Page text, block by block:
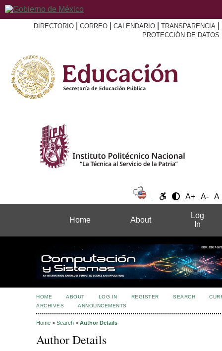
DIRECTORIO CORREO CALENDARIO TRANSPARENCIA
PROTECCIÓN DE DATOS
A+ A- A
Home About
Log
In
HOME ABOUT LOG IN REGISTER SEARCH
ARCHIVES
ANNOUNCEMENTS
Home > Search > Author Details
Author Details